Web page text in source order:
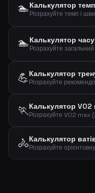
🏊Калькулятор
🏊Калькулятор
💪Калькулятор
🏃Калькулятор VO2
Розрахуйте VO2 max
🚴Калькулятор